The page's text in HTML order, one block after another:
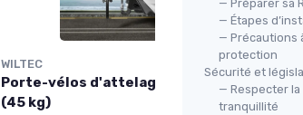
WILTEC
Porte-vélos d'attelage 3 vélos
(45 kg)
— Préparer sa
— Étapes
— Précautions
protection
Sécurité et
— Respecter
tranquillité